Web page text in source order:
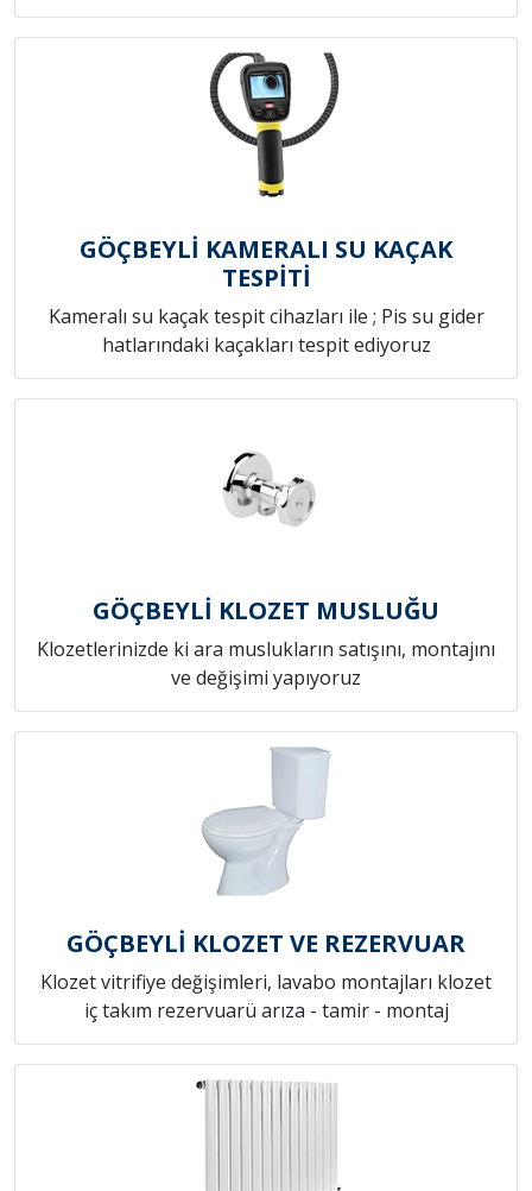
GÖÇBEYLİ KAMERALI SU KAÇAK
TESPİTİ
Kameralı su kaçak tespit cihazları ile ; Pis su gider
hatlarındaki kaçakları tespit ediyoruz
GÖÇBEYLİ KLOZET MUSLUĞU
Klozetlerinizde ki ara muslukların satışını, montajını
ve değişimi yapıyoruz
GÖÇBEYLİ KLOZET VE REZERVUAR
Klozet vitrifiye değişimleri, lavabo montajları klozet
iç takım rezervuarü arıza - tamir - montaj